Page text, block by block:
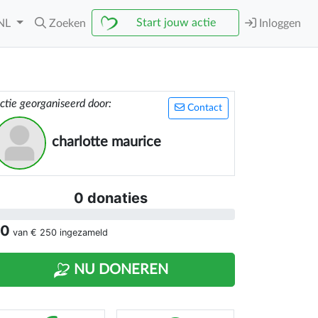
Zoeken Start jouw actie Inloggen
Contact
georganiseerd door:
charlotte maurice
0 donaties
van € 250 ingezameld
NU DONEREN